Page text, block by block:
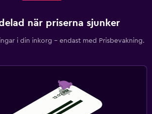
när priserna sjunker
i din inkorg – endast med Prisbevakning.